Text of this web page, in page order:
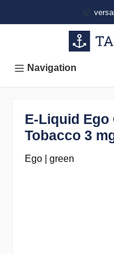
Navigation
E-Liquid Ego
Tobacco 3
Ego | green